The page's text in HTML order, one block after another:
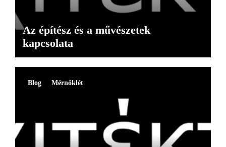
Az építész és a művészetek
kapcsolata
Blog Mérnöklét